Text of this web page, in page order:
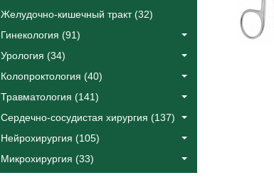
Желудочно-кишечный тракт (32)
Гинекология (91)
Урология (34)
Колопроктология (40)
Травматология (141)
Сердечно-сосудистая хирургия (137)
Нейрохирургия (105)
Микрохирургия (33)